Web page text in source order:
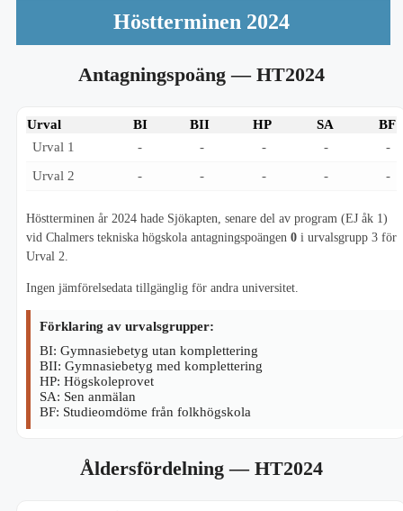
Höstterminen 2024
Antagningspoäng— HT2024
Urval BI BII HP SA
BF
Urval 1
- - - -
-
Urval 2
- - - - -
Höstterminen år 2024 hade Sjökapten, senare del av program (EJ åk 1)
vid Chalmers tekniska högskola antagningspoängen 0 i urvalsgrupp 3 för
Urval 2.
Ingen jämförelsedata tillgänglig för andra universitet.
Förklaring av urvalsgrupper:
BI: Gymnasiebetyg utan komplettering
BII: Gymnasiebetyg med komplettering
HP: Högskoleprovet
SA: Sen anmälan
BF: Studieomdöme från folkhögskola
Åldersfördelning— HT2024